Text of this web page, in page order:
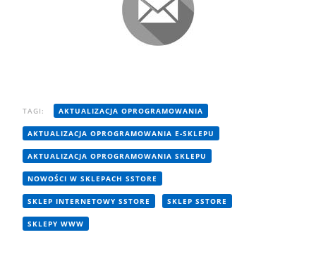
TAGI: AKTUALIZACJA OPROGRAMOWANIA
AKTUALIZACJA OPROGRAMOWANIA E-SKLEPU
AKTUALIZACJA OPROGRAMOWANIA SKLEPU
NOWOŚCI W SKLEPACH SSTORE
SKLEP INTERNETOWY SSTORE SKLEP SSTORE
SKLEPY WWW